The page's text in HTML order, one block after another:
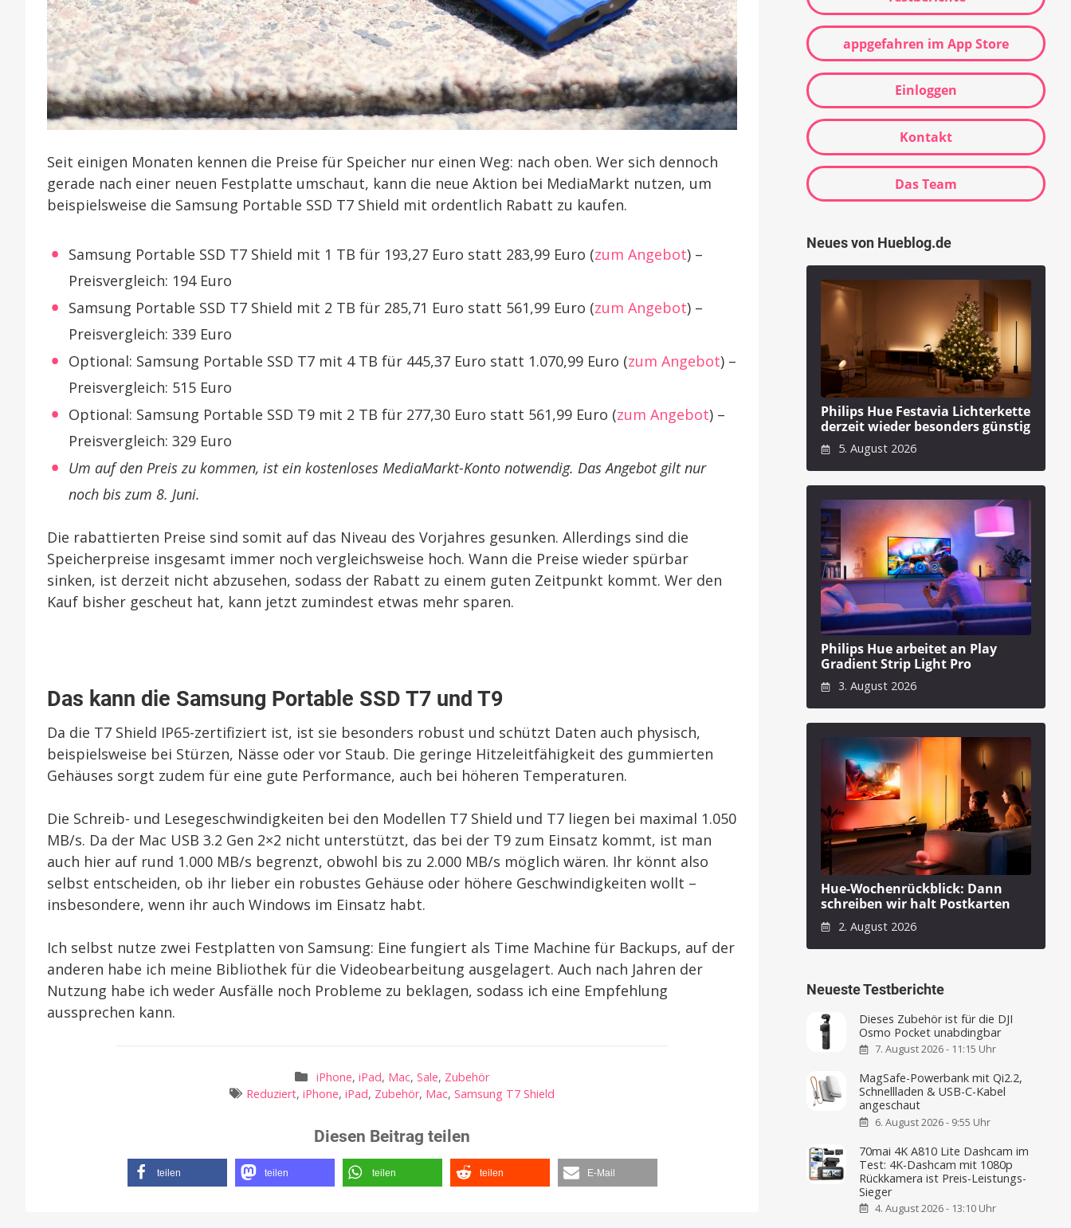
Seit einigen Monaten kennen die Preise für Speicher nur einen Weg: nach oben. Wer sich dennoch
gerade nach einer neuen Festplatte umschaut, kann die neue Aktion bei MediaMarkt nutzen, um
beispielsweise die Samsung Portable SSD T7 Shield mit ordentlich Rabatt zu kaufen.
Samsung Portable SSD T7 Shield mit 1 TB für 193,27 Euro statt 283,99 Euro (zum Angebot) –
Preisvergleich: 194 Euro
Samsung Portable SSD T7 Shield mit 2 TB für 285,71 Euro statt 561,99 Euro (zum Angebot) –
Preisvergleich: 339 Euro
Optional: Samsung Portable SSD T7 mit 4 TB für 445,37 Euro statt 1.070,99 Euro (zum Angebot) –
Preisvergleich: 515 Euro
Optional: Samsung Portable SSD T9 mit 2 TB für 277,30 Euro statt 561,99 Euro (zum Angebot) –
Preisvergleich: 329 Euro
Um auf den Preis zu kommen, ist ein kostenloses MediaMarkt-Konto notwendig. Das Angebot gilt nur
noch bis zum 8. Juni.
Die rabattierten Preise sind somit auf das Niveau des Vorjahres gesunken. Allerdings sind die
Speicherpreise insgesamt immer noch vergleichsweise hoch. Wann die Preise wieder spürbar
sinken, ist derzeit nicht abzusehen, sodass der Rabatt zu einem guten Zeitpunkt kommt. Wer den
Kauf bisher gescheut hat, kann jetzt zumindest etwas mehr sparen.
Das kann die Samsung Portable SSD T7 und T9
Da die T7 Shield IP65-zertifiziert ist, ist sie besonders robust und schützt Daten auch physisch,
beispielsweise bei Stürzen, Nässe oder vor Staub. Die geringe Hitzeleitfähigkeit des gummierten
Gehäuses sorgt zudem für eine gute Performance, auch bei höheren Temperaturen.
Die Schreib- und Lesegeschwindigkeiten bei den Modellen T7 Shield und T7 liegen bei maximal 1.050
MB/s. Da der Mac USB 3.2 Gen 2×2 nicht unterstützt, das bei der T9 zum Einsatz kommt, ist man
auch hier auf rund 1.000 MB/s begrenzt, obwohl bis zu 2.000 MB/s möglich wären. Ihr könnt also
selbst entscheiden, ob ihr lieber ein robustes Gehäuse oder höhere Geschwindigkeiten wollt –
insbesondere, wenn ihr auch Windows im Einsatz habt.
Ich selbst nutze zwei Festplatten von Samsung: Eine fungiert als Time Machine für Backups, auf der
anderen habe ich meine Bibliothek für die Videobearbeitung ausgelagert. Auch nach Jahren der
Nutzung habe ich weder Ausfälle noch Probleme zu beklagen, sodass ich eine Empfehlung
aussprechen kann.
iPhone, iPad, Mac, Sale, Zubehör
Reduziert,iPhone,iPad, Zubehör, Mac,Samsung T7 Shield
Diesen Beitrag teilen
teilen teilen teilen teilen E-Mail
appgefahren im App Store
Einloggen
Kontakt
Das Team
Neues von Hueblog.de
Philips Hue Festavia Lichterkette
derzeit wieder besonders günstig
5. August 2026
Philips Hue arbeitet an Play
Gradient Strip Light Pro
3. August 2026
Hue-Wochenrückblick: Dann
schreiben wir halt Postkarten
2. August 2026
Neueste Testberichte
Dieses Zubehör ist für die DJI
Osmo Pocket unabdingbar
7. August 2026 - 11:15 Uhr
MagSafe-Powerbank mit Qi2.2,
Schnellladen & USB-C-Kabel
angeschaut
6. August 2026 - 9:55 Uhr
70mai 4K A810 Lite Dashcam im
Test: 4K-Dashcam mit 1080p
Rückkamera ist Preis-Leistungs-
Sieger
4. August 2026 - 13:10 Uhr